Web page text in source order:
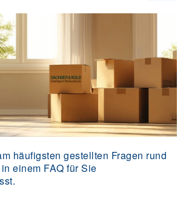
häufigsten gestellten Fragen rund
einem FAQ für Sie